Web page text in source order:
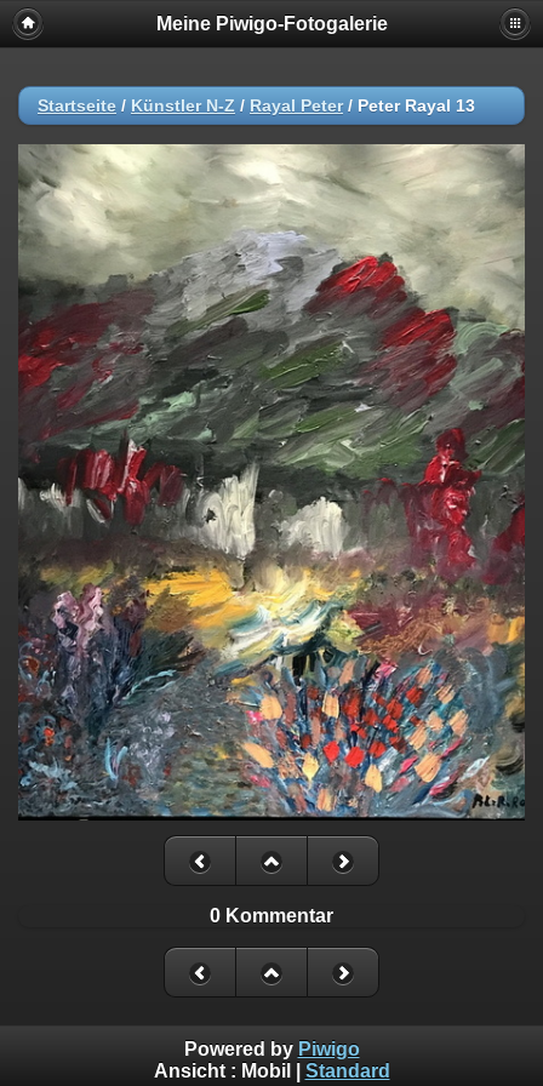
Meine Piwigo-Fotogalerie
Startseite / Künstler N-Z / Rayal Peter/ Peter Rayal 13
0 Kommentar
Powered by Piwigo
Ansicht : Mobil Standard